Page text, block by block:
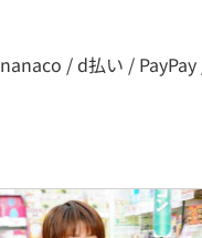
/ d払い /